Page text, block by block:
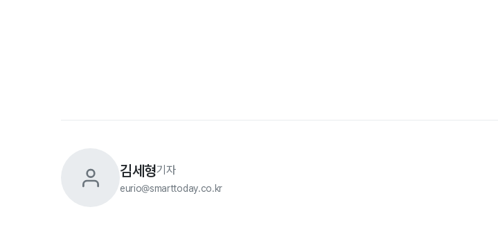
김세형기자
eurio@smarttoday.co.kr